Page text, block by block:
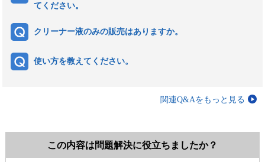
てください。
クリーナー液のみの販売はありますか。
使い方を教えてください。
関連Q&Aをもっと見る
この内容は問題解決に役立ちましたか？